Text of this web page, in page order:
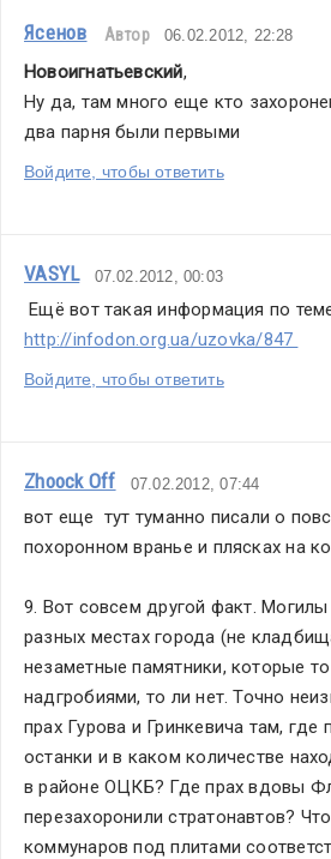
Ясенов Автор 06.02.2012, 22:28
Новоигнатьевский,
Ну да, там много еще кто
два парня были первыми
Войдите, чтобы ответить
VASYL 07.02.2012, 00:03
Ещё вот такая информация по
http://infodon.org.ua/uzovka/847
Войдите, чтобы ответить
Zhoock Off 07.02.2012, 07:44
вот еще  тут туманно писали о
похоронном вранье и плясках на
9. Вот совсем другой факт.
разных местах города (не
незаметные памятники, которые
надгробиями, то ли нет. Точно
прах Гурова и Гринкевича там, где
останки и в каком количестве
в районе ОЦКБ? Где прах вдовы
перезахоронили стратонавтов?
коммунаров под плитами